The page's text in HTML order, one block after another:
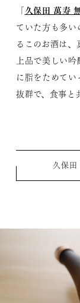
「久保田 萬寿
ていた方も多
るこのお酒は
上品で美しい
に脂をためてい
抜群で、食事と
久保田